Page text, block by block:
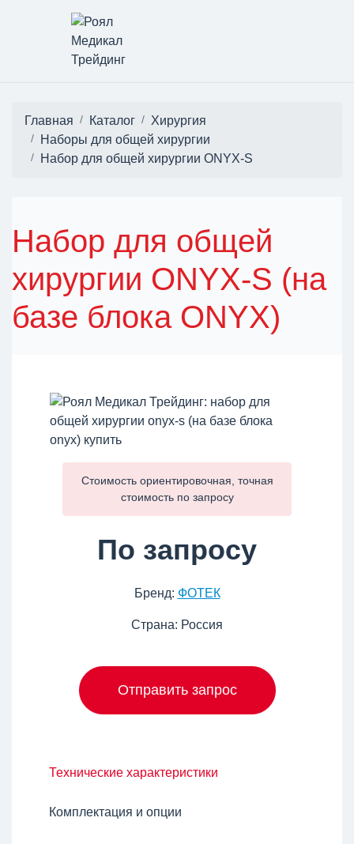
Главная Каталог
Хирургия
Наборы для общей хирургии
Набор для общей хирургии ONYX-S
Набор для общей
хирургии ONYX-S (на
базе блока ONYX)
Стоимость ориентировочная, точная
стоимость по запросу
По запросу
Бренд: ФОТЕК
Страна: Россия
Отправить запрос
Технические характеристики
Комплектация и опции